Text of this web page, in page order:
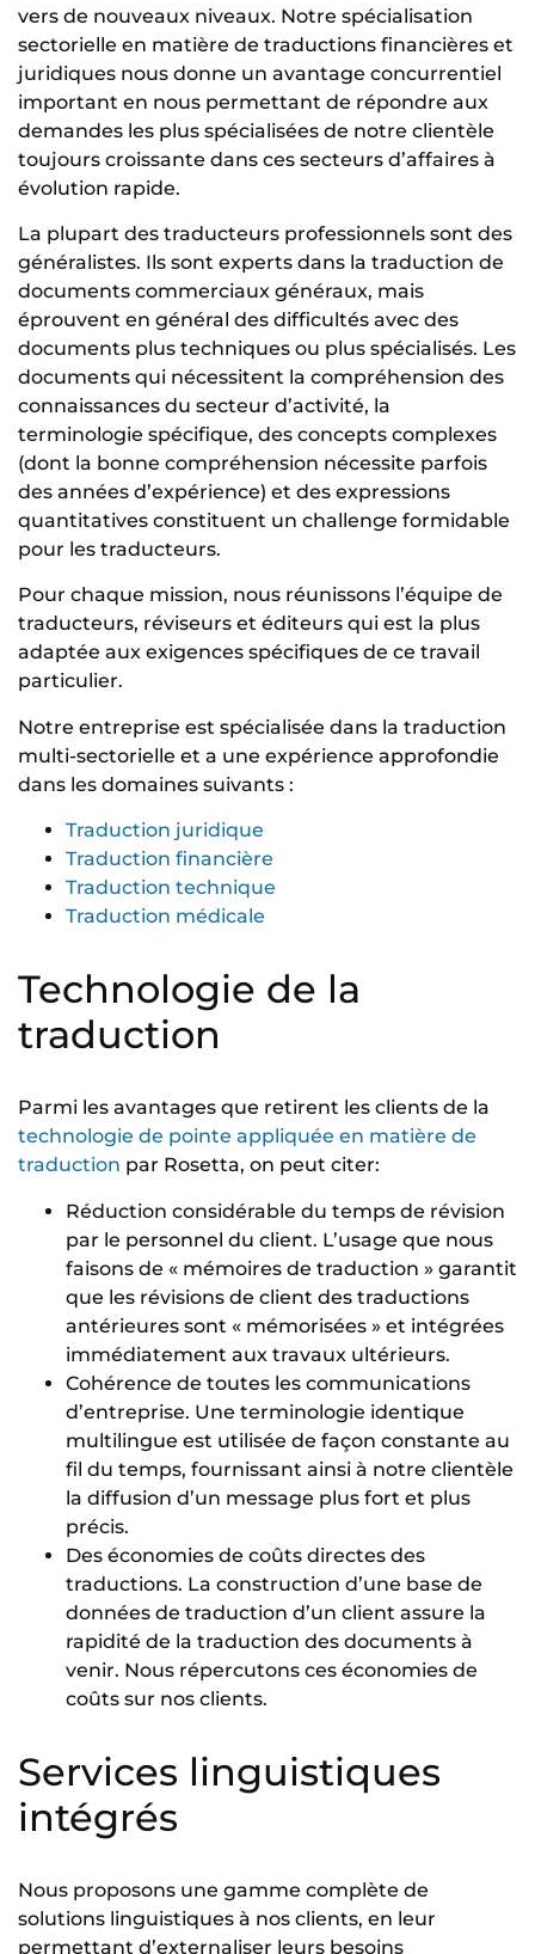
vers de nouveaux niveaux. Notre spécialisation
sectorielle en matière de traductions financières et
juridiques nous donne un avantage concurrentiel
important en nous permettant de répondre aux
demandes les plus spécialisées de notre clientèle
toujours croissante dans ces secteurs d’affaires à
évolution rapide.
La plupart des traducteurs professionnels sont des
généralistes. Ils sont experts dans la traduction de
documents commerciaux généraux, mais
éprouvent en général des difficultés avec des
documents plus techniques ou plus spécialisés. Les
documents qui nécessitent la compréhension des
connaissances du secteur d’activité, la
terminologie spécifique, des concepts complexes
(dont la bonne compréhension nécessite parfois
des années d’expérience) et des expressions
quantitatives constituent un challenge formidable
pour les traducteurs.
Pour chaque mission, nous réunissons l’équipe de
traducteurs, réviseurs et éditeurs qui est la plus
adaptée aux exigences spécifiques de ce travail
particulier.
Notre entreprise est spécialisée dans la traduction
multi-sectorielle et a une expérience approfondie
dans les domaines suivants :
Traduction juridique
Traduction financière
Traduction technique
Traduction médicale
Technologie de la
traduction
Parmi les avantages que retirent les clients de la
technologie de pointe appliquée en matière de
traduction par Rosetta, on peut citer:
Réduction considérable du temps de révision
par le personnel du client. L’usage que nous
faisons de « mémoires de traduction » garantit
que les révisions de client des traductions
antérieures sont « mémorisées » et intégrées
immédiatement aux travaux ultérieurs.
Cohérence de toutes les communications
d’entreprise. Une terminologie identique
multilingue est utilisée de façon constante au
fil du temps, fournissant ainsi à notre clientèle
la diffusion d’un message plus fort et plus
précis.
Des économies de coûts directes des
traductions. La construction d’une base de
données de traduction d’un client assure la
rapidité de la traduction des documents à
venir. Nous répercutons ces économies de
coûts sur nos clients.
Services linguistiques
intégrés
Nous proposons une gamme complète de
solutions linguistiques à nos clients, en leur
permettant d’externaliser leurs besoins